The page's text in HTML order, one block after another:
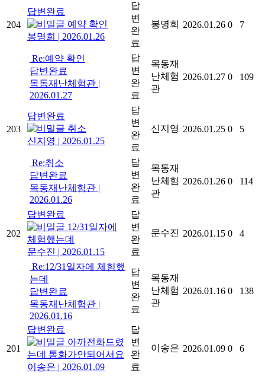
204
답변완료
예약 확인
봉명희 | 2026.01.26
답
변
완
료
봉명희 2026.01.26 0 7
Re:예약 확인
답변완료
목동재난체험관 |
2026.01.27
답
변
완
료
목동재
난체험
관
2026.01.27 0 109
203
답변완료
취소
신지영 | 2026.01.25
답
변
완
료
신지영 2026.01.25 0 5
Re:취소
답변완료
목동재난체험관 |
2026.01.26
답
변
완
료
목동재
난체험
관
2026.01.26 0 114
202
답변완료
12/31일자에
체험했는데
문수진 | 2026.01.15
답
변
완
료
문수진 2026.01.15 0 4
Re:12/31일자에 체험했
는데
답변완료
목동재난체험관 |
2026.01.16
답
변
완
료
목동재
난체험
관
2026.01.16 0 138
201
답변완료
아까전화드렸
는데 통화가안되어서요
이송은 | 2026.01.09
답
변
완
료
이송은 2026.01.09 0 6